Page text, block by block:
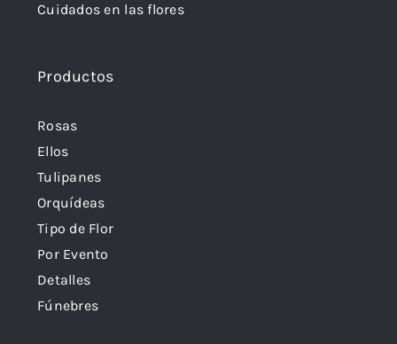
Cuidados en las flores
Productos
Rosas
Ellos
Tulipanes
Orquídeas
Tipo de Flor
Por Evento
Detalles
Fúnebres